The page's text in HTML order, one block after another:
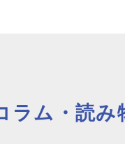
ラム・読み